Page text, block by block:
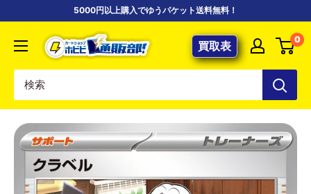
5000円以上購入でゆうパケット送料無料！
【ポ
ケ
専
門
店】
カ
ー
ド
買取表 0